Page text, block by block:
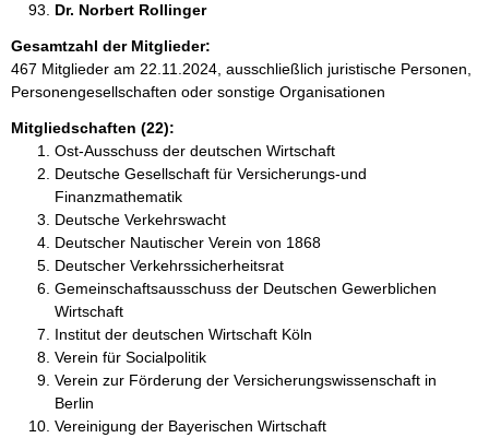
Dr. Norbert Rollinger
Gesamtzahl der Mitglieder:
467 Mitglieder am 22.11.2024, ausschließlich juristische Personen,
Personengesellschaften oder sonstige Organisationen
Mitgliedschaften (22):
Ost-Ausschuss der deutschen Wirtschaft
Deutsche Gesellschaft für Versicherungs-und
Finanzmathematik
Deutsche Verkehrswacht
Deutscher Nautischer Verein von 1868
Deutscher Verkehrssicherheitsrat
Gemeinschaftsausschuss der Deutschen Gewerblichen
Wirtschaft
Institut der deutschen Wirtschaft Köln
Verein für Socialpolitik
Verein zur Förderung der Versicherungswissenschaft in
Berlin
Vereinigung der Bayerischen Wirtschaft